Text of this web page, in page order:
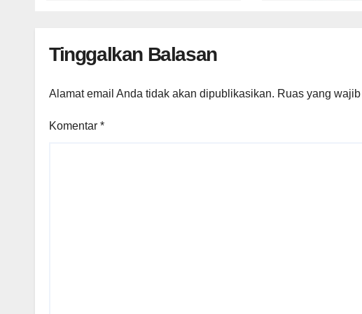
Tinggalkan Balasan
Alamat email Anda tidak akan dipublikasikan. Ruas yang
Komentar *